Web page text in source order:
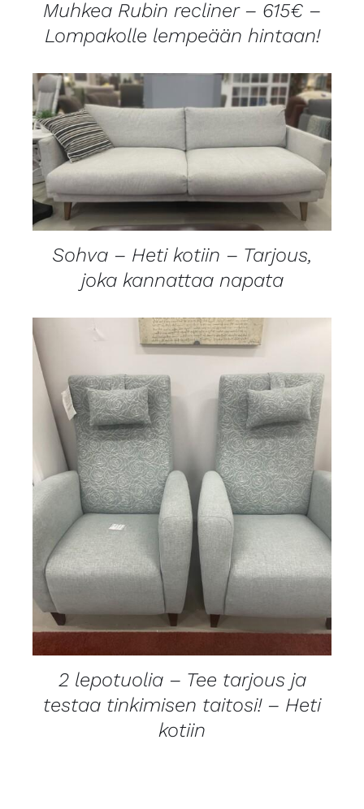
Muhkea Rubin recliner – 615€ –
Lompakolle lempeään hintaan!
LISÄTIEDOT
Sohva – Heti kotiin – Tarjous,
joka kannattaa napata
LISÄTIEDOT
2 lepotuolia – Tee tarjous ja
testaa tinkimisen taitosi! – Heti
kotiin